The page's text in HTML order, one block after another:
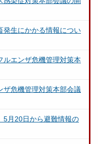
発生にかかる情報につい
ルエンザ危機管理対策本
ザ危機管理対策本部会議
5月20日から避難情報の